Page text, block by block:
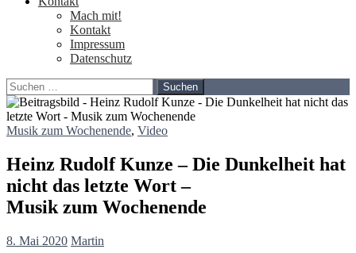
Mach mit!
Kontakt
Impressum
Datenschutz
Suchen
nach:
Musik zum Wochenende, Video
Heinz Rudolf Kunze – Die Dunkelheit hat
nicht das letzte Wort –
Musik zum Wochenende
8. Mai 2020 Martin